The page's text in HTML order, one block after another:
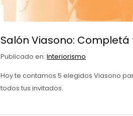
Salón Viasono:
Publicado en:Interiorismo
Hoy te contamos 5 elegidos Viasono
todos tus invitados.